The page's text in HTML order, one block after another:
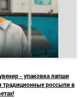
- упаковка лапши
традиционные россыпи в